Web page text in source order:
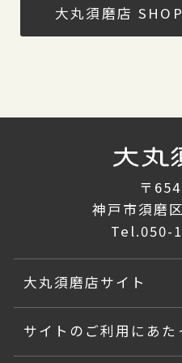
大丸須磨店
〒
神戸市須磨
Tel.050-
大丸須磨店サイト
サイトのご利用にあた